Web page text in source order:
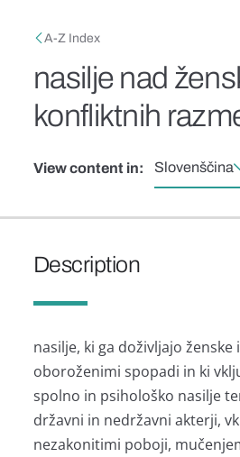
Breadcrumb
A-Z Index
nasilje nad
konfliktnih
View content in: Slovenščina
Description
nasilje, ki ga doživljajo ženske
oboroženimi spopadi in ki
spolno in psihološko nasilje
državni in nedržavni akterji,
nezakonitimi poboji,